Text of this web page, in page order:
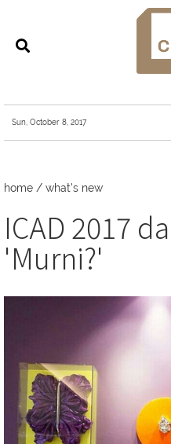
Sun, October 8, 2017
home / what's new
ICAD 2017
'Murni?'